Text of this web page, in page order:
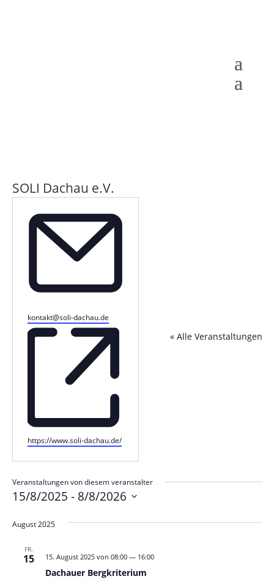
SOLI Dachau e.V.
« Alle Veranstaltungen
Email
kontakt@soli-dachau.de
Webseite
https://www.soli-dachau.de/
Veranstaltungen von diesem veranstalter
15/8/2025 - 8/8/2026
wählen.
August 2025
FR.
15
Dachauer Bergkriterium
15. August 2025 von 08:00— 16:00